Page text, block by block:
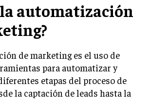
DE MARKETING
DE POSICIONAMIENTO WEB SEO
DE ENLACES
DIGITAL
la automatización
de marketing es el uso de
para automatizar y
etapas del proceso de
la captación de leads hasta la